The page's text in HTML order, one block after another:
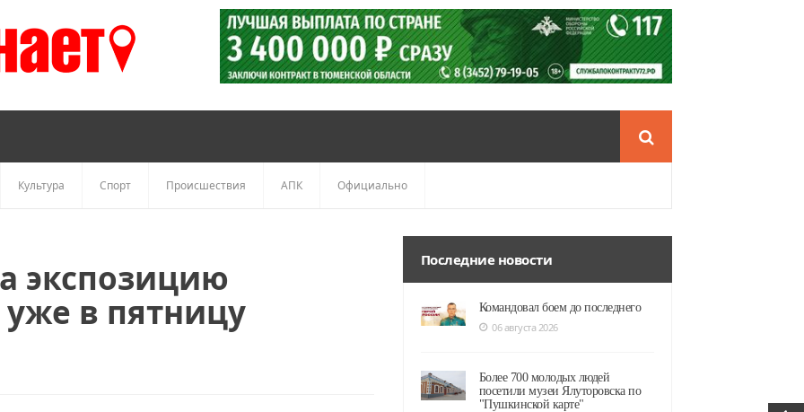
Культура Спорт Происшествия АПК Официально
экспозицию
в пятницу
Последние новости
Командовал боем до последнего
06 августа 2026
Более 700 молодых людей
посетили музеи Ялуторовска по
"Пушкинской карте"